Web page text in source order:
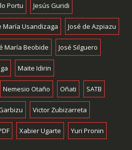
Portu Jesús Guridi
María Usandizaga José de Azpiazu
María Beobide José Silguero
Maite Idirin
Nemesio Otaño Oñati SATB
Victor Zubizarreta
Xabier Ugarte Yuri Pronin